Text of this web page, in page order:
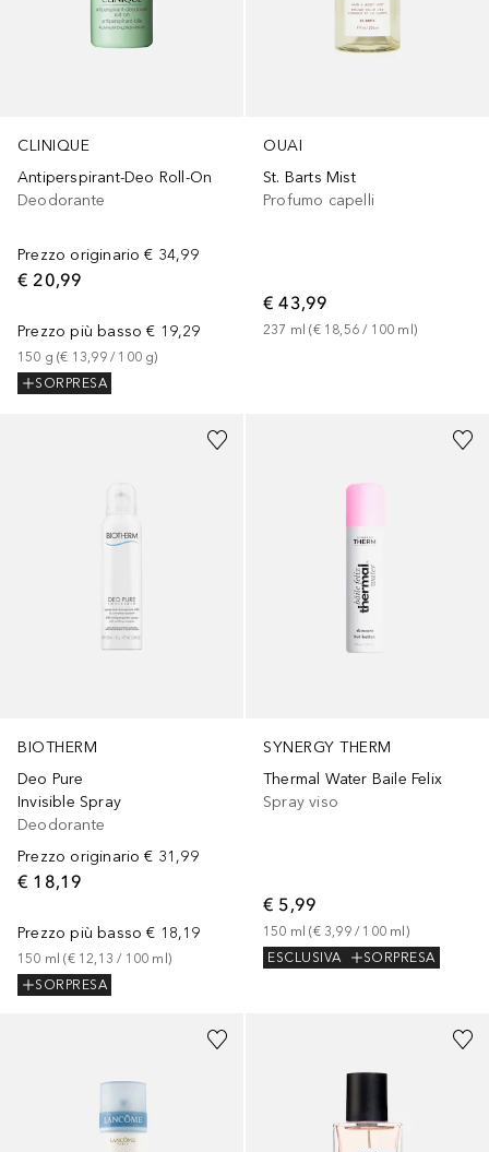
CLINIQUE
Antiperspirant-Deo Roll-On
Deodorante
Prezzo originario € 34,99
€ 20,99
Prezzo più basso € 19,29
150 g (€ 13,99 / 100 g)
SORPRESA
OUAI
St. Barts Mist
Profumo capelli
€ 43,99
237 ml (€ 18,56 / 100 ml )
BIOTHERM
Deo Pure
Invisible Spray
Deodorante
Prezzo originario € 31,99
€ 18,19
Prezzo più basso € 18,19
150 ml (€ 12,13 / 100 ml )
SORPRESA
SYNERGY THERM
Thermal Water Baile Felix
Spray viso
€ 5,99
150 ml (€ 3,99 / 100 ml )
ESCLUSIVA
SORPRESA